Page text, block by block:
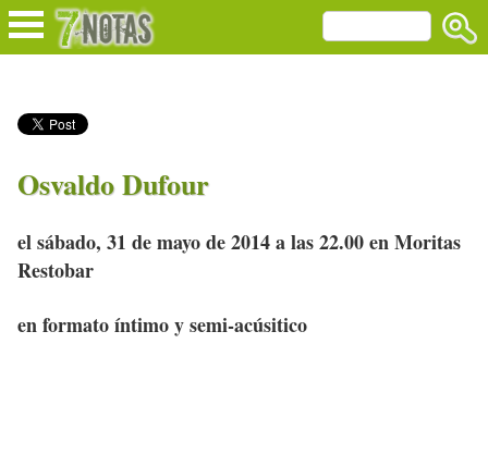
Osvaldo Dufour
el sábado, 31 de mayo de 2014 a las 22.00 en Moritas
Restobar
en formato íntimo y semi-acúsitico